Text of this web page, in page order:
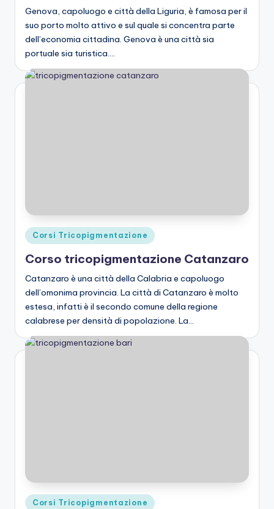
Genova, capoluogo e città della Liguria, è famosa per il
suo porto molto attivo e sul quale si concentra parte
dell’economia cittadina. Genova è una città sia
portuale sia turistica.…
Posted
Corsi Tricopigmentazione
Corso tricopigmentazione Catanzaro
Catanzaro è una città della Calabria e capoluogo
dell’omonima provincia. La città di Catanzaro è molto
estesa, infatti è il secondo comune della regione
calabrese per densità di popolazione. La…
Posted
Corsi Tricopigmentazione